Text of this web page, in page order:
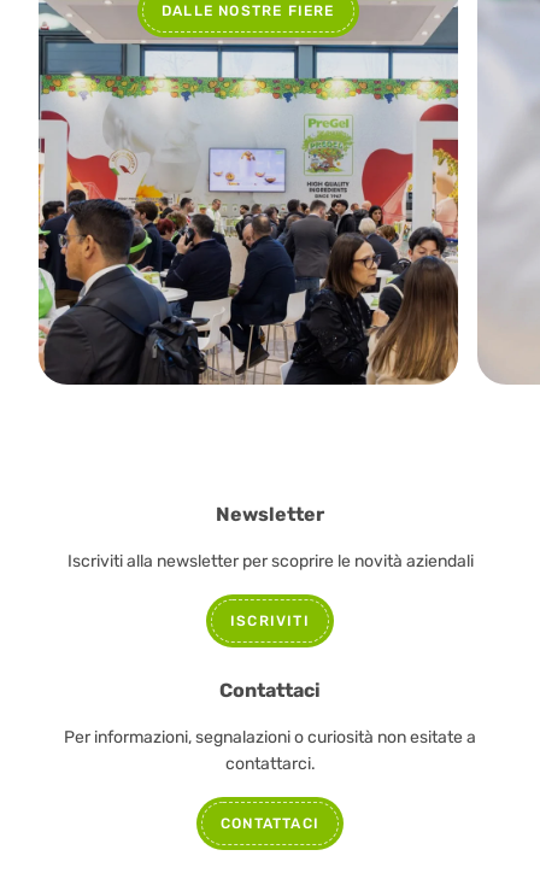
DALLE NOSTRE FIERE
Newsletter
Iscriviti alla newsletter per scoprire le novità aziendali
ISCRIVITI
Contattaci
Per informazioni, segnalazioni o curiosità non esitate a
contattarci.
CONTATTACI